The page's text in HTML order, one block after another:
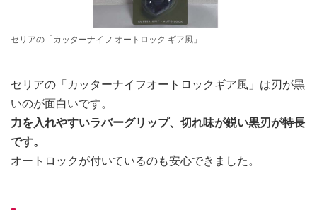
セリアの「カッターナイフ オートロック ギア風」
セリアの「カッターナイフオートロックギア風」は刃が黒
いのが面白いです。
力を入れやすいラバーグリップ、切れ味が鋭い黒刃が特長
です。
オートロックが付いているのも安心できました。